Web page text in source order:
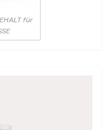
für